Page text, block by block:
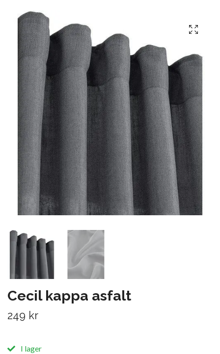
Cecil kappa asfalt
249 kr
I lager